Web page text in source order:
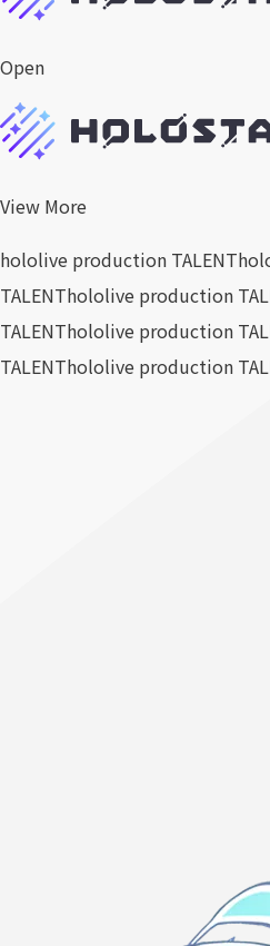
Open
View More
hololive production TALENT
TALENThololive production
TALENThololive production
TALENThololive production